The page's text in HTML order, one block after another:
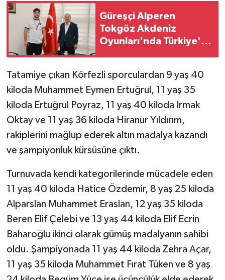
Güreşçi Alperen
Tokgöz Akdeniz
Oyunları'nda Türkiye'yi
Tatamiye çıkan Körfezli sporculardan 9 yaş 40
kiloda Muhammet Eymen Ertuğrul, 11 yaş 35
kiloda Ertuğrul Poyraz, 11 yaş 40 kiloda Irmak
Oktay ve 11 yaş 36 kiloda Hiranur Yıldırım,
rakiplerini mağlup ederek altın madalya kazandı
ve şampiyonluk kürsüsüne çıktı.
Turnuvada kendi kategorilerinde mücadele eden
11 yaş 40 kiloda Hatice Özdemir, 8 yaş 25 kiloda
Alparslan Muhammet Eraslan, 12 yaş 35 kiloda
Beren Elif Çelebi ve 13 yaş 44 kiloda Elif Ecrin
Baharoğlu ikinci olarak gümüş madalyanın sahibi
oldu. Şampiyonada 11 yaş 44 kiloda Zehra Açar,
11 yaş 35 kiloda Muhammet Fırat Tüken ve 8 yaş